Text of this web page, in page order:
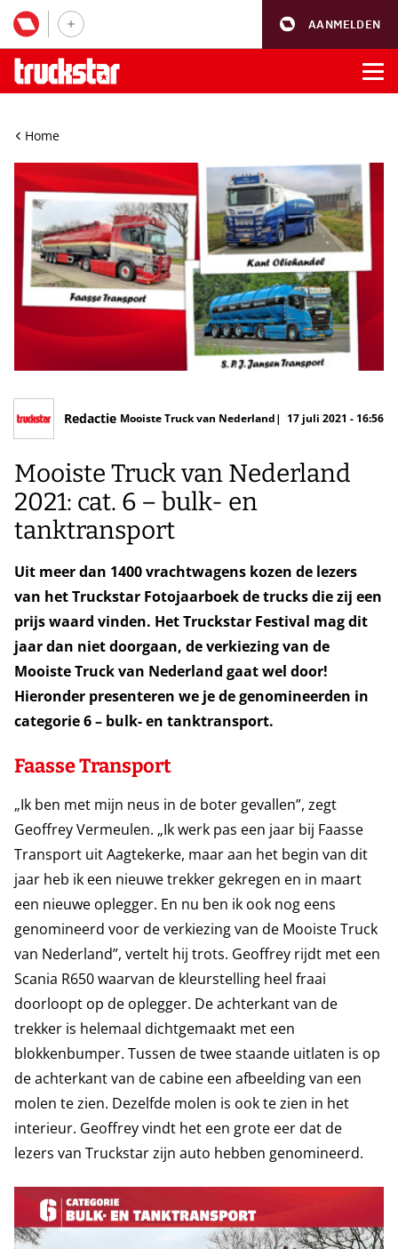
AANMELDEN
Home
Redactie Mooiste Truck van Nederland 17 juli 2021 - 16:56
Mooiste Truck van Nederland
2021: cat. 6 – bulk- en
tanktransport
Uit meer dan 1400 vrachtwagens kozen de lezers
van het Truckstar Fotojaarboek de trucks die zij een
prijs waard vinden. Het Truckstar Festival mag dit
jaar dan niet doorgaan, de verkiezing van de
Mooiste Truck van Nederland gaat wel door!
Hieronder presenteren we je de genomineerden in
categorie 6 – bulk- en tanktransport.
Faasse Transport
„Ik ben met mijn neus in de boter gevallen”, zegt
Geoffrey Vermeulen. „Ik werk pas een jaar bij Faasse
Transport uit Aagtekerke, maar aan het begin van dit
jaar heb ik een nieuwe trekker gekregen en in maart
een nieuwe oplegger. En nu ben ik ook nog eens
genomineerd voor de verkiezing van de Mooiste Truck
van Nederland”, vertelt hij trots. Geoffrey rijdt met een
Scania R650 waarvan de kleurstelling heel fraai
doorloopt op de oplegger. De achterkant van de
trekker is helemaal dichtgemaakt met een
blokkenbumper. Tussen de twee staande uitlaten is op
de achterkant van de cabine een afbeelding van een
molen te zien. Dezelfde molen is ook te zien in het
interieur. Geoffrey vindt het een grote eer dat de
lezers van Truckstar zijn auto hebben genomineerd.